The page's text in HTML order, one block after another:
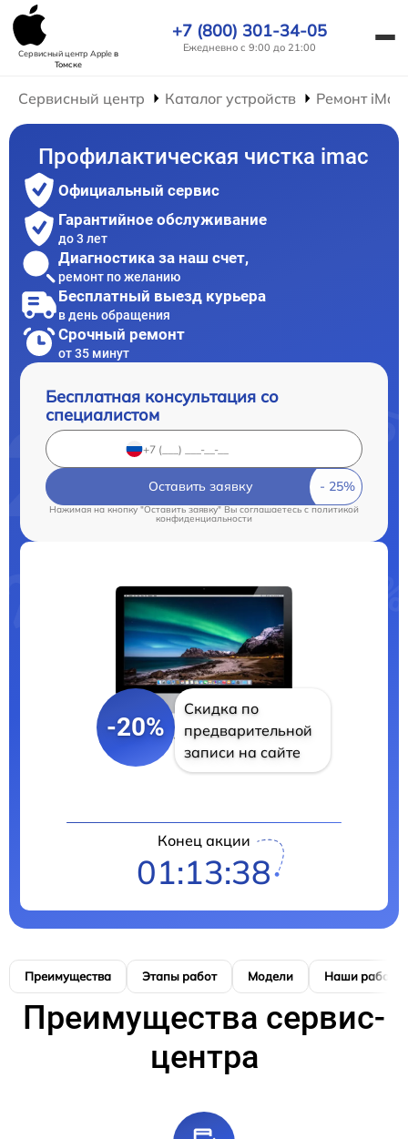
Сервисный центр Appleв
Томске
+7 (800) 301-34-05
Ежедневно с 9:00 до 21:00
Сервисный центр Каталог устройств Ремонт iMac
Профилактическая чистка imac
Официальный сервис
Гарантийное обслуживание
до 3 лет
Диагностика за наш счет,
ремонт по желанию
Бесплатный выезд курьера
в день обращения
Срочный ремонт
от 35 минут
Бесплатная консультация со
специалистом
Оставить заявку
Нажимая на кнопку "Оставить заявку" Вы соглашаетесь cполитикой
конфиденциальности
-20%
Скидка по
предварительной
записи на сайте
Конец акции
01:13:38
Преимущества Этапы работ Модели Наши работы
Преимущества сервис-
центра